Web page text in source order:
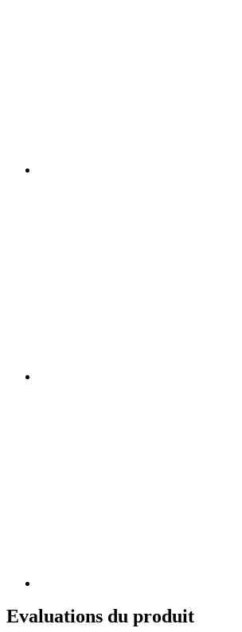
Evaluations du produit